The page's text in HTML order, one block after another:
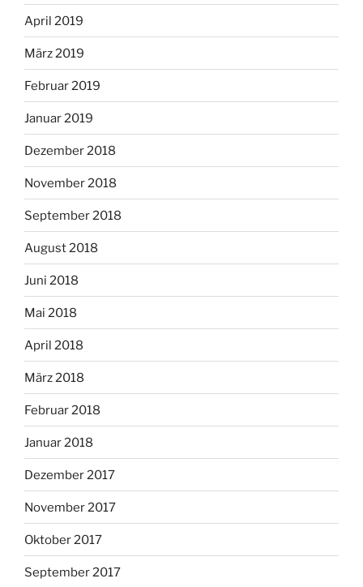
April 2019
März 2019
Februar 2019
Januar 2019
Dezember 2018
November 2018
September 2018
August 2018
Juni 2018
Mai 2018
April 2018
März 2018
Februar 2018
Januar 2018
Dezember 2017
November 2017
Oktober 2017
September 2017